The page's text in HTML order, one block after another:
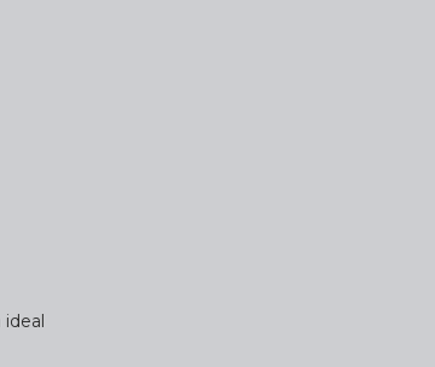
ideal